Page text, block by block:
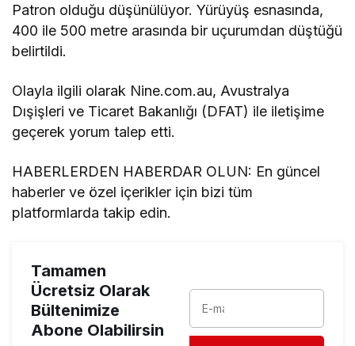
Patron olduğu düşünülüyor. Yürüyüş esnasında,
400 ile 500 metre arasında bir uçurumdan düştüğü
belirtildi.
Olayla ilgili olarak Nine.com.au, Avustralya
Dışişleri ve Ticaret Bakanlığı (DFAT) ile iletişime
geçerek yorum talep etti.
HABERLERDEN HABERDAR OLUN: En güncel
haberler ve özel içerikler için bizi tüm
platformlarda takip edin.
Tamamen
Ücretsiz Olarak
Bültenimize
Abone Olabilirsin